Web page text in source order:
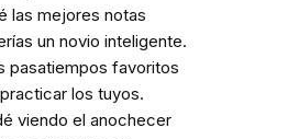
las mejores notas
un novio inteligente.
pasatiempos favoritos
los tuyos.
viendo el anochecer